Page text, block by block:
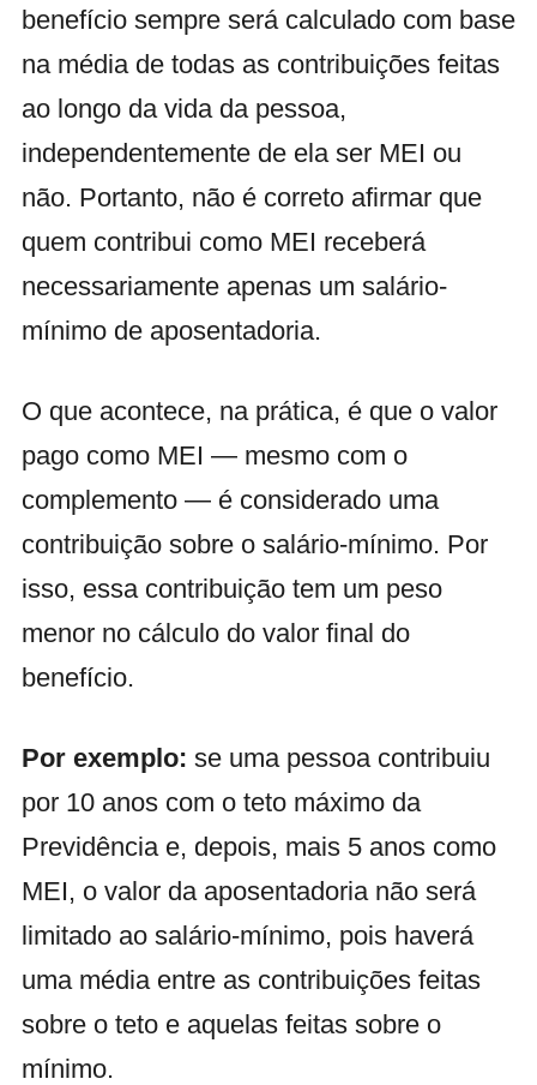
benefício sempre será calculado com base
na média de todas as contribuições feitas
ao longo da vida da pessoa,
independentemente de ela ser MEI ou
não. Portanto, não é correto afirmar que
quem contribui como MEI receberá
necessariamente apenas um salário-
mínimo de aposentadoria.
O que acontece, na prática, é que o valor
pago como MEI — mesmo com o
complemento — é considerado uma
contribuição sobre o salário-mínimo. Por
isso, essa contribuição tem um peso
menor no cálculo do valor final do
benefício.
Por exemplo: se uma pessoa contribuiu
por 10 anos com o teto máximo da
Previdência e, depois, mais 5 anos como
MEI, o valor da aposentadoria não será
limitado ao salário-mínimo, pois haverá
uma média entre as contribuições feitas
sobre o teto e aquelas feitas sobre o
mínimo.